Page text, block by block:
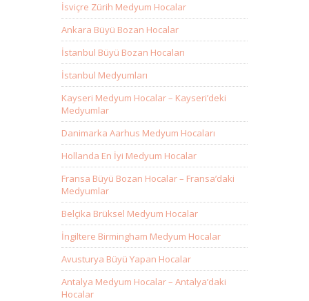
İsviçre Zürih Medyum Hocalar
Ankara Büyü Bozan Hocalar
İstanbul Büyü Bozan Hocaları
İstanbul Medyumları
Kayseri Medyum Hocalar – Kayseri’deki
Medyumlar
Danimarka Aarhus Medyum Hocaları
Hollanda En İyi Medyum Hocalar
Fransa Büyü Bozan Hocalar – Fransa’daki
Medyumlar
Belçika Brüksel Medyum Hocalar
İngiltere Birmingham Medyum Hocalar
Avusturya Büyü Yapan Hocalar
Antalya Medyum Hocalar – Antalya’daki
Hocalar